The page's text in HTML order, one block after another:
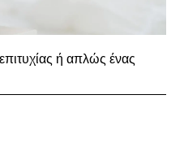
ή απλώς ένας